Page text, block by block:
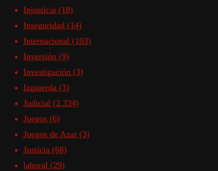
Injusticia (18)
Inseguridad (14)
Internacional (103)
Inversión (9)
Investigación (3)
Izquierda (3)
Judicial (2.334)
Juegos (6)
Juegos de Azar (3)
Justicia (68)
laboral (29)